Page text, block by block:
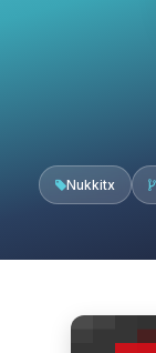
Nukkitx